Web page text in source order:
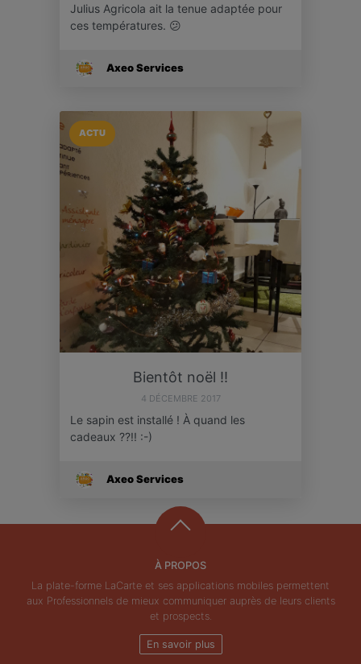
Julius Agricola ait la tenue adaptée pour
ces températures. 😕
Axeo Services
ACTU
Bientôt noël !!
4 DÉCEMBRE 2017
Le sapin est installé ! À quand les
cadeaux ??!! :-)
Axeo Services
À PROPOS
La plate-forme LaCarte et ses applications mobiles permettent
aux Professionnels de mieux communiquer auprès de leurs clients
et prospects.
En savoir plus